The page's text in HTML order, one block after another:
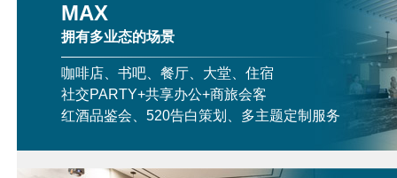
MAX
拥有多业态的场景
咖啡店、书吧、餐厅、大堂、住宿
社交PARTY+共享办公+商旅会客
红酒品鉴会、520告白策划、多主题定制服务